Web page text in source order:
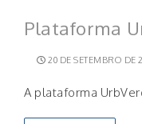
Plataforma
20 DE SETEMBRO DE
A plataforma